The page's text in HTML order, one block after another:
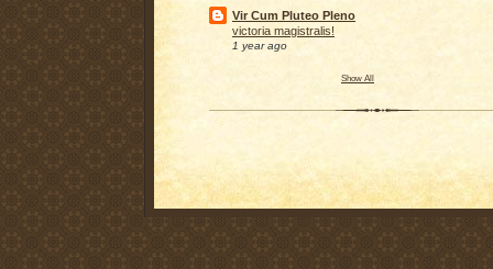
Vir Cum Pluteo Pleno
victoria magistralis!
1 year ago
Show All